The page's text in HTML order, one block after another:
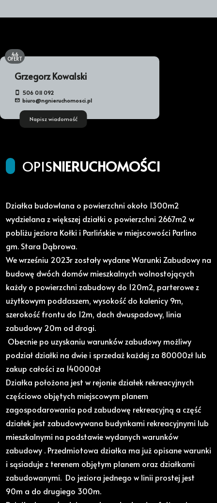
Grzegorz Kowalski
506 011 092
biuro@ngnieruchomosci.pl
Napisz wiadomość
46
OFERT
OPISNIERUCHOMOŚCI
Działka budowlana o powierzchni około 1300m2
wydzielana z większej działki o powierzchni 2667m2 w
pobliżu jeziora Kołki i Parlińskie w miejscowości Parlino
gm. Stara Dąbrowa.
We wrześniu 2023r zostały wydane Warunki Zabudowy na
budowę dwóch domów mieszkalnych wolnostojących
każdy o powierzchni zabudowy do 120m2, parterowe z
użytkowym poddaszem, wysokość do kalenicy 9m,
szerokość frontu do 12m, dach dwuspadowy, linia
zabudowy 20m od drogi.
Obecnie po uzyskaniu warunków zabudowy możliwy
podział działki na dwie i sprzedaż każdej za 80000zł lub
zakup całości za 140000zł
Działka położona jest w rejonie działek rekreacyjnych
częściowo objętych miejscowym planem
zagospodarowania pod zabudowę rekreacyjną a część
działek jest zabudowywana budynkami rekreacyjnymi lub
mieszkalnymi na podstawie wydanych warunków
zabudowy . Przedmiotowa działka ma już opisane warunki
i sąsiaduje z terenem objętym planem oraz działkami
zabudowanymi. Do jeziora jednego w linii prostej jest
90m a do drugiego 300m.